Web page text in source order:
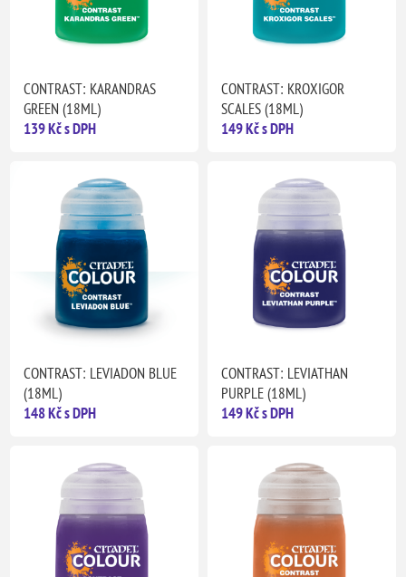
CONTRAST: KARANDRAS
GREEN (18ML)
139 Kč s DPH
CONTRAST: KROXIGOR
SCALES (18ML)
149 Kč s DPH
CONTRAST: LEVIADON BLUE
(18ML)
148 Kč s DPH
CONTRAST: LEVIATHAN
PURPLE (18ML)
149 Kč s DPH